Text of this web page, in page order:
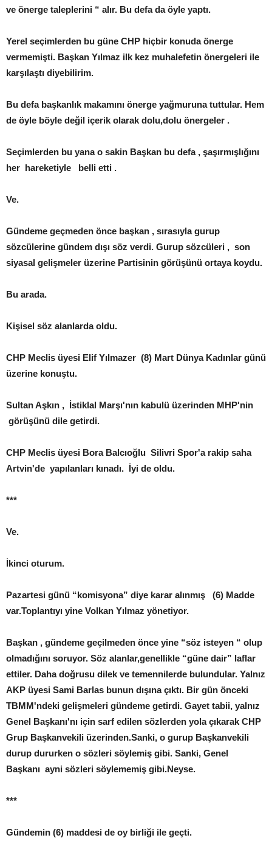
ve önerge taleplerini “ alır. Bu defa da öyle yaptı.
Yerel seçimlerden bu güne CHP hiçbir konuda önerge
vermemişti. Başkan Yılmaz ilk kez muhalefetin önergeleri ile
karşılaştı diyebilirim.
Bu defa başkanlık makamını önerge yağmuruna tuttular. Hem
de öyle böyle değil içerik olarak dolu,dolu önergeler .
Seçimlerden bu yana o sakin Başkan bu defa , şaşırmışlığını
her hareketiyle belli etti .
Ve.
Gündeme geçmeden önce başkan , sırasıyla gurup
sözcülerine gündem dışı söz verdi. Gurup sözcüleri , son
siyasal gelişmeler üzerine Partisinin görüşünü ortaya koydu.
Bu arada.
Kişisel söz alanlarda oldu.
CHP Meclis üyesi Elif Yılmazer (8) Mart Dünya Kadınlar günü
üzerine konuştu.
Sultan Aşkın , İstiklal Marşı'nın kabulü üzerinden MHP'nin
görüşünü dile getirdi.
CHP Meclis üyesi Bora Balcıoğlu Silivri Spor'a rakip saha
Artvin'de yapılanları kınadı. İyi de oldu.
***
Ve.
İkinci oturum.
Pazartesi günü “komisyona” diye karar alınmış (6) Madde
var.Toplantıyı yine Volkan Yılmaz yönetiyor.
Başkan , gündeme geçilmeden önce yine “söz isteyen “ olup
olmadığını soruyor. Söz alanlar,genellikle “güne dair” laflar
ettiler. Daha doğrusu dilek ve temennilerde bulundular. Yalnız
AKP üyesi Sami Barlas bunun dışına çıktı. Bir gün önceki
TBMM'ndeki gelişmeleri gündeme getirdi. Gayet tabii, yalnız
Genel Başkanı'nı için sarf edilen sözlerden yola çıkarak CHP
Grup Başkanvekili üzerinden.Sanki, o gurup Başkanvekili
durup dururken o sözleri söylemiş gibi. Sanki, Genel
Başkanı ayni sözleri söylememiş gibi.Neyse.
***
Gündemin (6) maddesi de oy birliği ile geçti.